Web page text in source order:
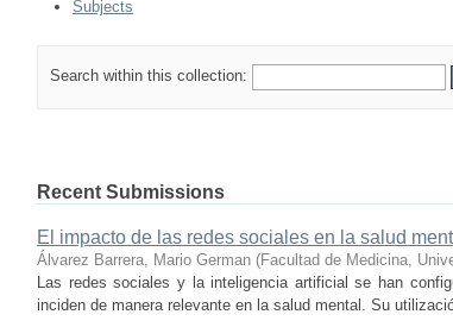
Subjects
Search within this collection:
Recent Submissions
El impacto de las redes sociales en la salud
Álvarez Barrera, Mario German (Facultad de Medicina,
Las redes sociales y la inteligencia artificial se han
inciden de manera relevante en la salud mental. Su